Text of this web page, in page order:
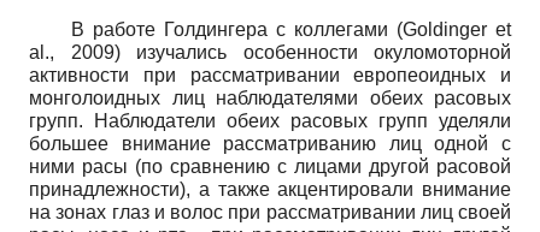
В работе Голдингера с коллегами (Goldinger et
al ., 2009) изучались особенности окуло­моторной
активности при рассматривании европеоидных и
монголоидных лиц наблюдателями обеих расовых
групп. Наблюдатели обеих расовых групп уделяли
большее внимание рассматриванию лиц одной с
ними расы (по сравнению с лицами другой расовой
принадлежности), а также акцентировали внимание
на зонах глаз и волос при рассматривании лиц своей